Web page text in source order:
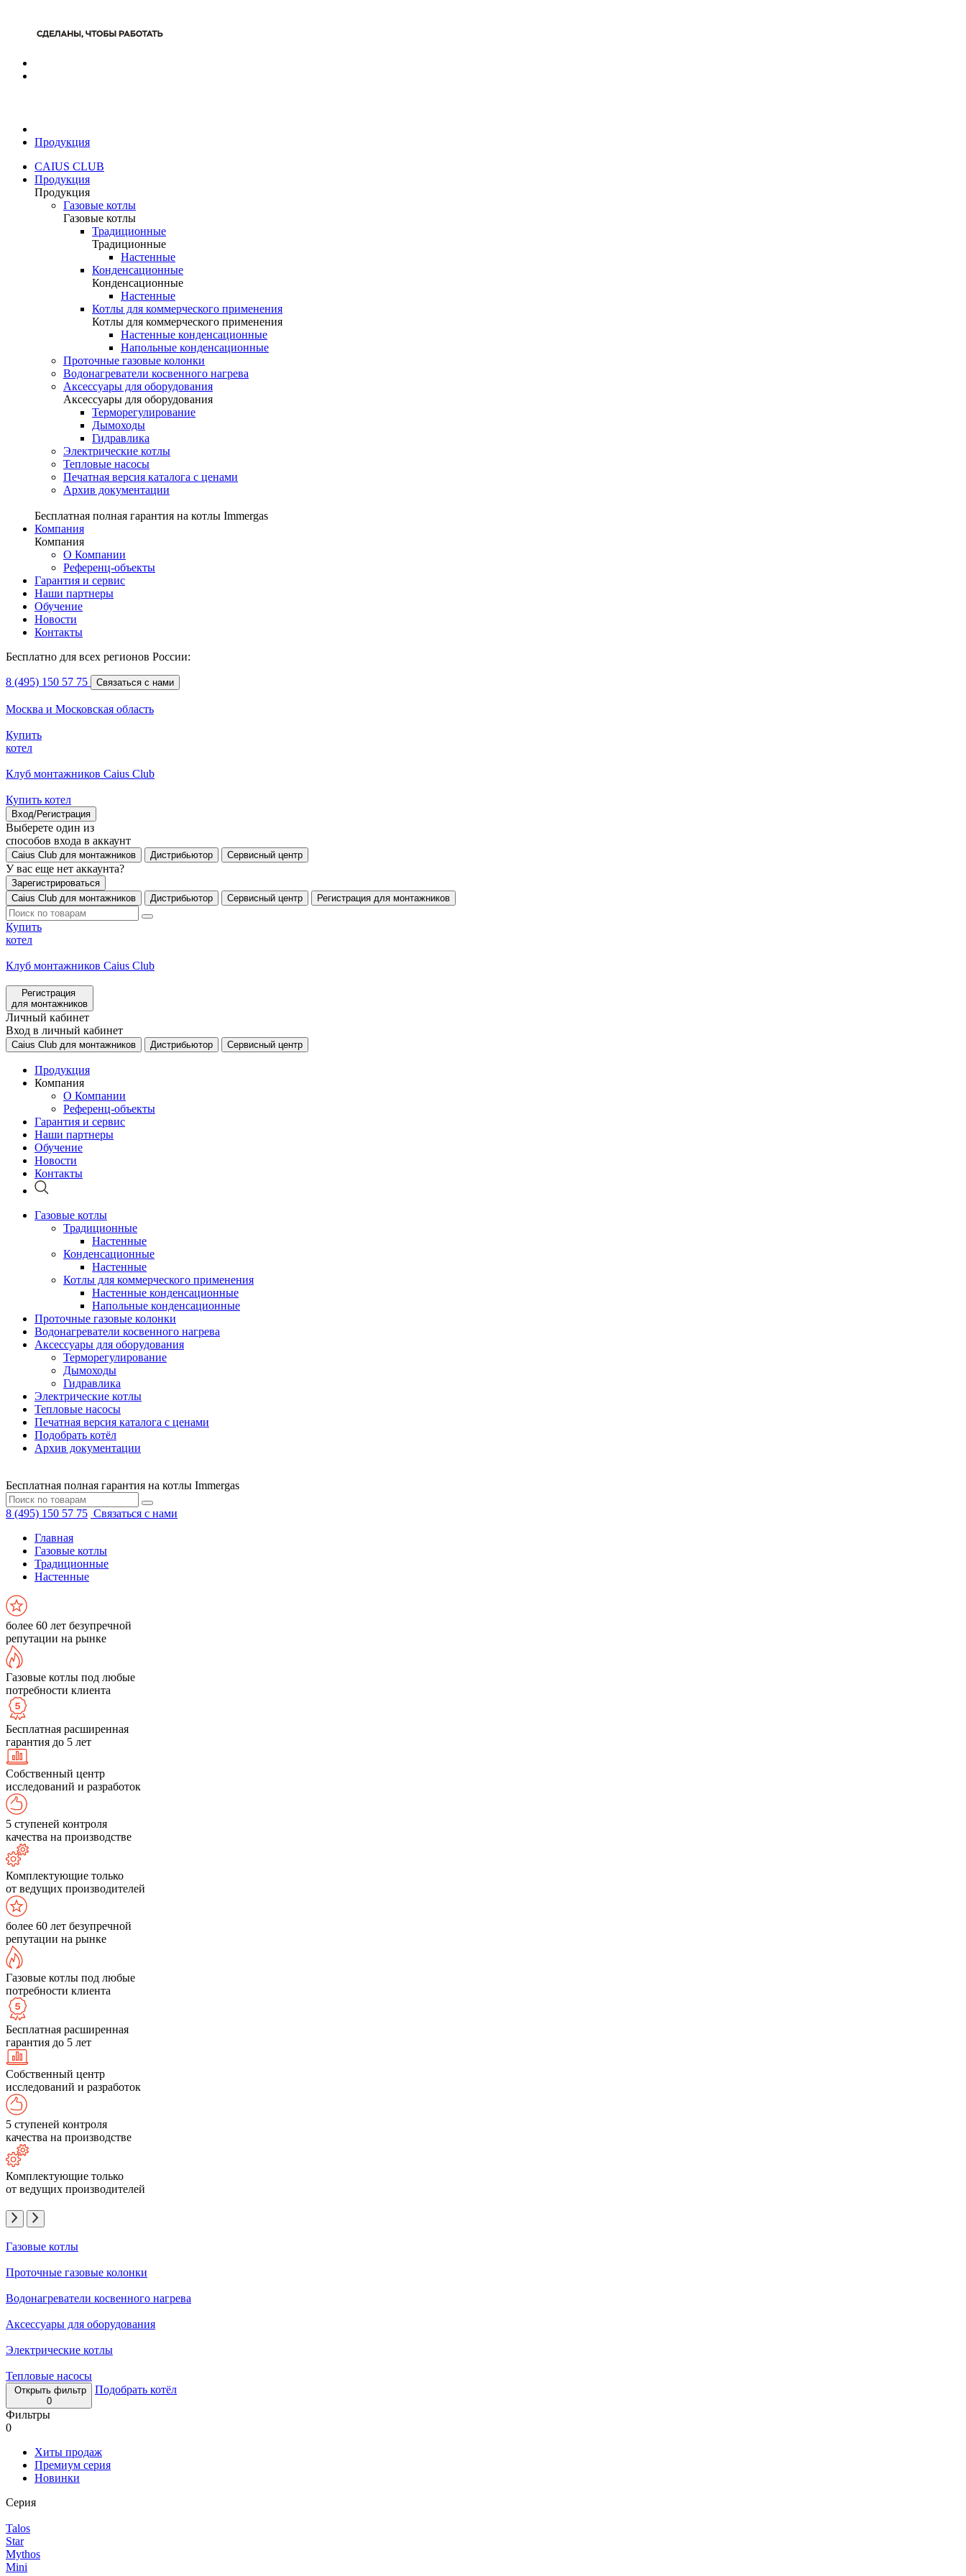
Продукция
CAIUS CLUB
Продукция
Продукция
Газовые котлы
Газовые котлы
Традиционные
Традиционные
Настенные
Конденсационные
Конденсационные
Настенные
Котлы для коммерческого применения
Котлы для коммерческого применения
Настенные конденсационные
Напольные конденсационные
Проточные газовые колонки
Водонагреватели косвенного нагрева
Аксессуары для оборудования
Аксессуары для оборудования
Терморегулирование
Дымоходы
Гидравлика
Электрические котлы
Тепловые насосы
Печатная версия каталога с ценами
Архив документации
Бесплатная полная гарантия на котлы Immergas
Компания
Компания
О Компании
Референц-объекты
Гарантия и сервис
Наши партнеры
Обучение
Новости
Контакты
Бесплатно для всех регионов России:
8 (495) 150 57 75 Связаться с нами
Москва и Московская область
Купить
котел
Клуб монтажников Caius Club
Купить котел
Вход/Регистрация
Выберете один из
способов входа в аккаунт
Caius Club для монтажников Дистрибьютор Сервисный центр
У вас еще нет аккаунта?
Зарегистрироваться
Caius Club для монтажников
Дистрибьютор Сервисный центр Регистрация для монтажников
Купить
котел
Клуб монтажников Caius Club
Регистрация
для монтажников
Личный кабинет
Вход в личный кабинет
Caius Club для монтажников Дистрибьютор Сервисный центр
Продукция
Компания
О Компании
Референц-объекты
Гарантия и сервис
Наши партнеры
Обучение
Новости
Контакты
Газовые котлы
Традиционные
Настенные
Конденсационные
Настенные
Котлы для коммерческого применения
Настенные конденсационные
Напольные конденсационные
Проточные газовые колонки
Водонагреватели косвенного нагрева
Аксессуары для оборудования
Терморегулирование
Дымоходы
Гидравлика
Электрические котлы
Тепловые насосы
Печатная версия каталога с ценами
Подобрать котёл
Архив документации
Бесплатная полная гарантия на котлы Immergas
8 (495) 150 57 75 Связаться с нами
Главная
Газовые котлы
Традиционные
Настенные
более 60 лет безупречной
репутации на рынке
Газовые котлы под любые
потребности клиента
Бесплатная расширенная
гарантия до 5 лет
Собственный центр
исследований и разработок
5 ступеней контроля
качества на производстве
Комплектующие только
от ведущих производителей
более 60 лет безупречной
репутации на рынке
Газовые котлы под любые
потребности клиента
Бесплатная расширенная
гарантия до 5 лет
Собственный центр
исследований и разработок
5 ступеней контроля
качества на производстве
Комплектующие только
от ведущих производителей
Газовые котлы
Проточные газовые колонки
Водонагреватели косвенного нагрева
Аксессуары для оборудования
Электрические котлы
Тепловые насосы
Открыть фильтр
0
Подобрать котёл
Фильтры
0
Хиты продаж
Премиум серия
Новинки
Серия
Talos
Star
Mythos
Mini